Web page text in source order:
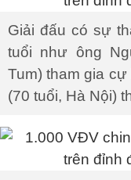
Giải đấu có sự
tuổi như ông
Tum) tham gia
(70 tuổi, Hà Nội)